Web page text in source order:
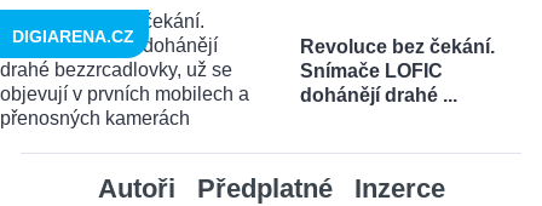
Revoluce bez čekání.
Snímače LOFIC
dohánějí drahé ...
DIGIARENA.CZ
Autoři Předplatné Inzerce